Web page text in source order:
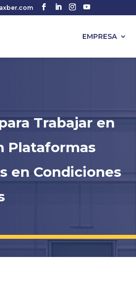
EMPRESA
Trabajar en
Plataformas
en Condiciones